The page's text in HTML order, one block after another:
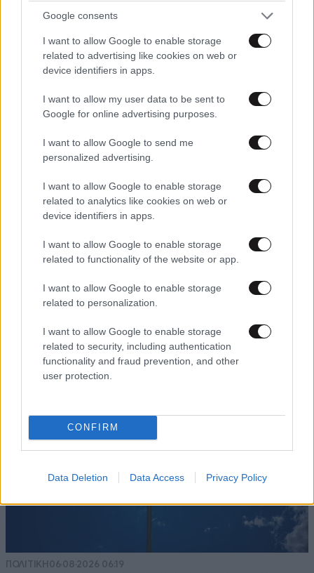
Google consents
I want to allow Google to enable storage
related to advertising like cookies on web or
device identifiers in apps.
I want to allow my user data to be sent to
Google for online advertising purposes.
I want to allow Google to send me
personalized advertising.
I want to allow Google to enable storage
related to analytics like cookies on web or
device identifiers in apps.
I want to allow Google to enable storage
related to functionality of the website or app.
I want to allow Google to enable storage
related to personalization.
I want to allow Google to enable storage
related to security, including authentication
functionality and fraud prevention, and other
user protection.
CONFIRM
Data Deletion Data Access Privacy Policy
Σαν σήμερα 6 Αυγούστου: Πεθαίνει η Ρίτα
Σακελλαρίου, η λαϊκή ντίβα που έκανε τη ζωή
της τραγούδι
LIFESTYLE 05·08·2026 17:48
Παλάτι Marivent: Πώς οι κληρονόμοι του
από τη βασιλική οικογένεια της Ισπανίας
ΠΟΛΙΤΙΚΗ 06·08·2026 06:19